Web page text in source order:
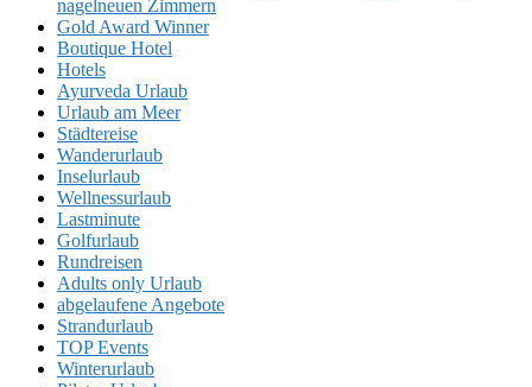
nagelneuen Zimmern
Gold Award Winner
Boutique Hotel
Hotels
Ayurveda Urlaub
Urlaub am Meer
Städtereise
Wanderurlaub
Inselurlaub
Wellnessurlaub
Lastminute
Golfurlaub
Rundreisen
Adults only Urlaub
abgelaufene Angebote
Strandurlaub
TOP Events
Winterurlaub